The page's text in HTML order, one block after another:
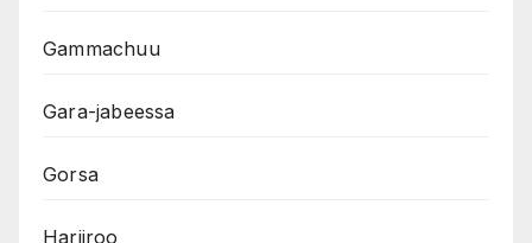
Gammachuu
Gara-jabeessa
Gorsa
Hariiroo